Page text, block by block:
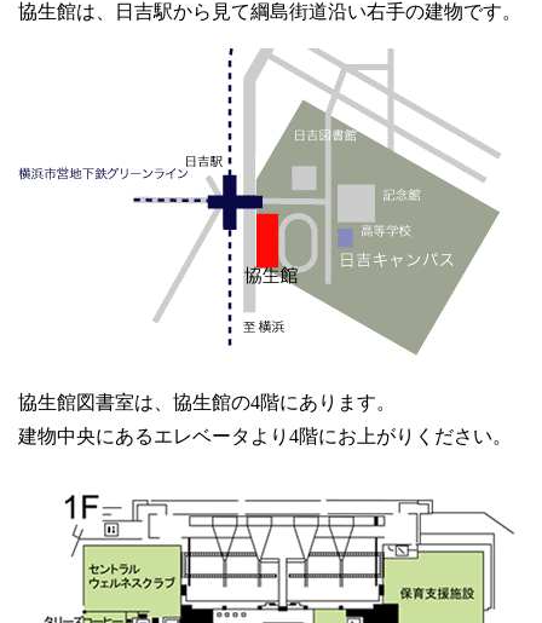
協生館は、日吉駅から見て綱島街道沿い右手の建物です。
協生館図書室は、協生館の4階にあります。
建物中央にあるエレベータより4階にお上がりください。